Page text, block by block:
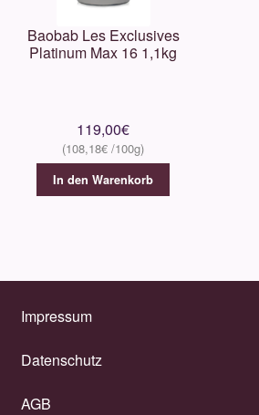
Baobab Les Exclusives
Platinum Max 16 1,1kg
119,00€
108,18€
In den Warenkorb
Impressum
Datenschutz
AGB